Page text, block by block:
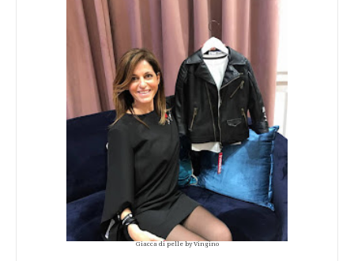
Giacca di pelle by Vingino